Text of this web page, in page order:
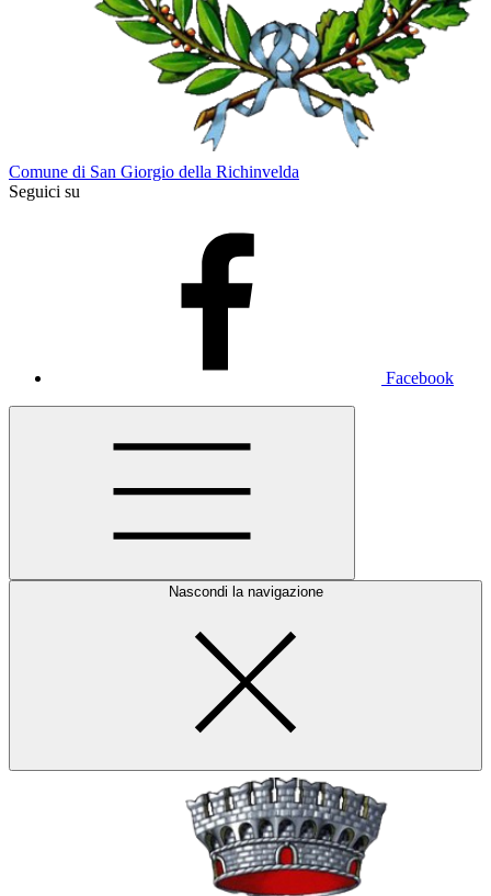
Comune di San Giorgio della Richinvelda
Seguici su
Facebook
Nascondi la navigazione